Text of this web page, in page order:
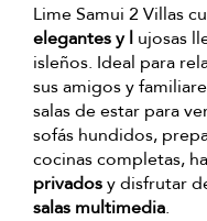
Lime Samui 2 Villas
elegantes y l ujosas
isleños. Ideal para
sus amigos y
salas de estar para
sofás hundidos,
cocinas completas,
privadosy disfrutar
salas multimedia.